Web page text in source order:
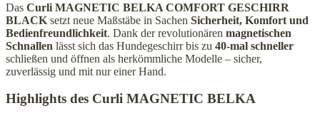
Das Curli MAGNETIC BELKA COMFORT GESCHIRR
BLACK setzt neue Maßstäbe in Sachen Sicherheit, Komfort und
Bedienfreundlichkeit. Dank der revolutionären magnetischen
Schnallen lässt sich das Hundegeschirr bis zu 40-mal schneller
schließen und öffnen als herkömmliche Modelle – sicher,
zuverlässig und mit nur einer Hand.
Highlights des Curli MAGNETIC BELKA